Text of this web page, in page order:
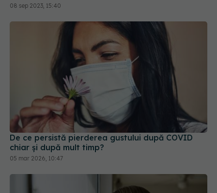
08 sep 2023, 15:40
De ce persistă pierderea gustului după COVID
chiar și după mult timp?
05 mar 2026, 10:47